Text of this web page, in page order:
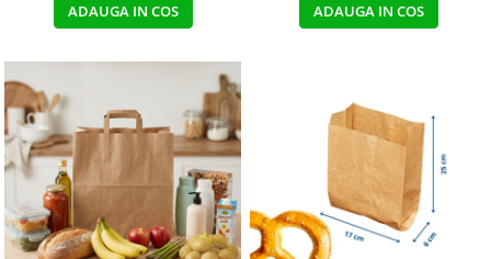
ADAUGA IN COS ADAUGA IN COS